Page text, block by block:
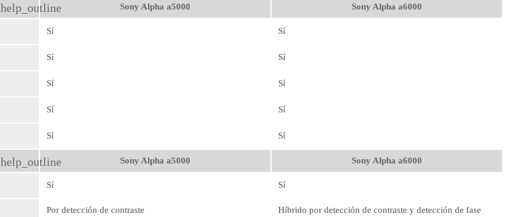
help_outline Sony Alpha a5000 Sony Alpha a6000
Sí Sí
Sí Sí
Sí Sí
Sí Sí
Sí Sí
help_outline Sony Alpha a5000 Sony Alpha a6000
Sí Sí
Por detección de contraste Híbrido por detección de contraste y detección de fase